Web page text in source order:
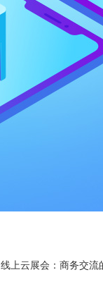
线上云展会：商务交